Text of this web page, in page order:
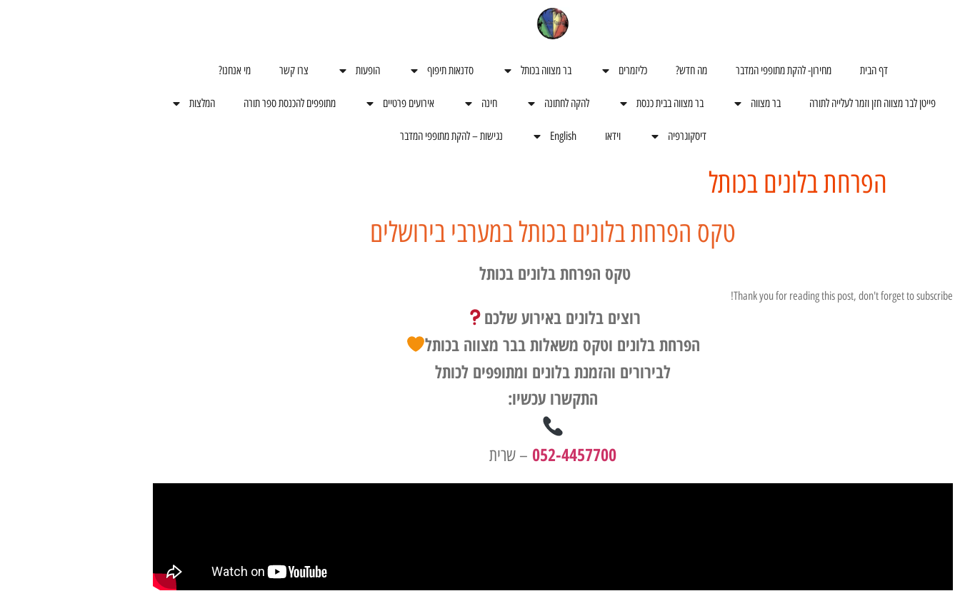
דף הבית מחירון- להקת מתופפי המדבר מה חדש? כליזמרים בר מצווה בכותל סדנאות תיפוף הופעות צרו קשר מי אנחנו?
פייטן לבר מצווה חזן וזמר לעלייה לתורה בר מצווה בר מצווה בבית כנסת להקה לחתונה חינה אירועים פרטיים מתופפים להכנסת ספר תורה המלצות
דיסקוגרפיה וידאו English נגישות – להקת מתופפי המדבר
הפרחת בלונים בכותל
טקס הפרחת בלונים בכותל במערבי בירושלים
טקס הפרחת בלונים בכותל
Thank you for reading this post, don't forget to subscribe!
רוצים בלונים באירוע שלכם
הפרחת בלונים וטקס משאלות בבר מצווה בכותל
לבירורים והזמנת בלונים ומתופפים לכותל
התקשרו עכשיו:
052-4457700 – שרית